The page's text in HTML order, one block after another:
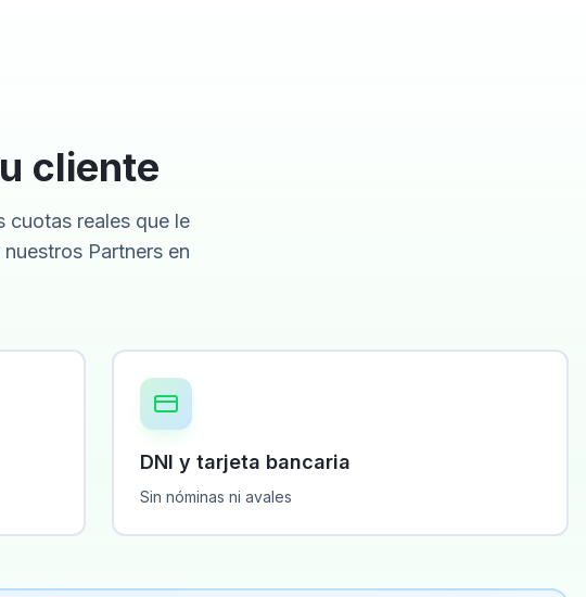
cliente
cuotas reales que le
Partners en
DNI y tarjeta bancaria
Sin nóminas ni avales